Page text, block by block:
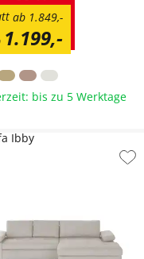
1.199,-
ab 1.849,-
bis zu 5 Werktage
Ibby